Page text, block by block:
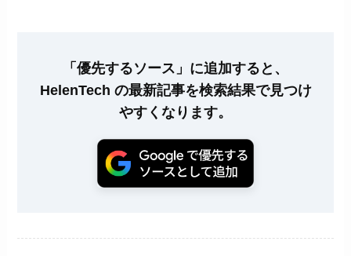
「優先するソース」に追加すると、
HelenTech の最新記事を検索結果で見つけ
やすくなります。